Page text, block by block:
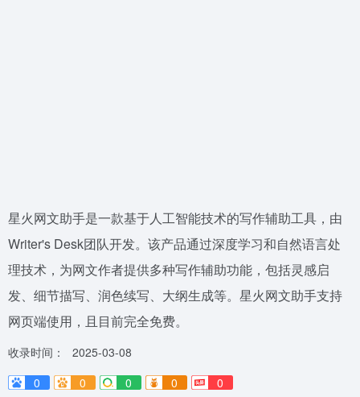
星火网文助手是一款基于人工智能技术的写作辅助工具，由
Writer's Desk团队开发。该产品通过深度学习和自然语言处
理技术，为网文作者提供多种写作辅助功能，包括灵感启
发、细节描写、润色续写、大纲生成等。星火网文助手支持
网页端使用，且目前完全免费。
收录时间：
2025-03-08
0
0 0 0 0